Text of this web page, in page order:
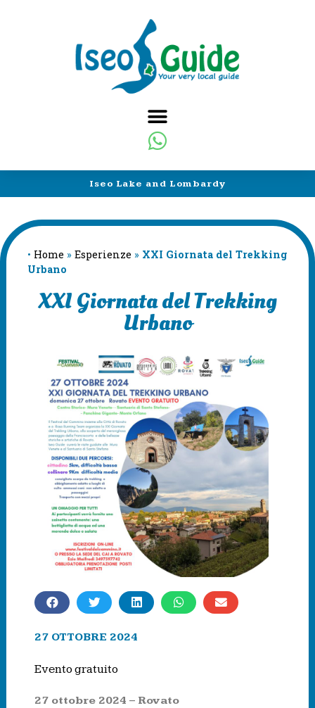
Iseo Lake and Lombardy
• Home » Esperienze » XXI Giornata del Trekking
Urbano
XXI Giornata del Trekking
Urbano
27 OTTOBRE 2024
Evento gratuito
27 ottobre 2024 – Rovato